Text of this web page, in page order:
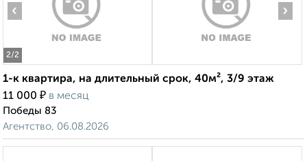
2/2
‹ ›
1-к квартира, на длительный срок, 40м², 3/9 этаж
11 000 ₽ в месяц
Победы 83
Агентство, 06.08.2026